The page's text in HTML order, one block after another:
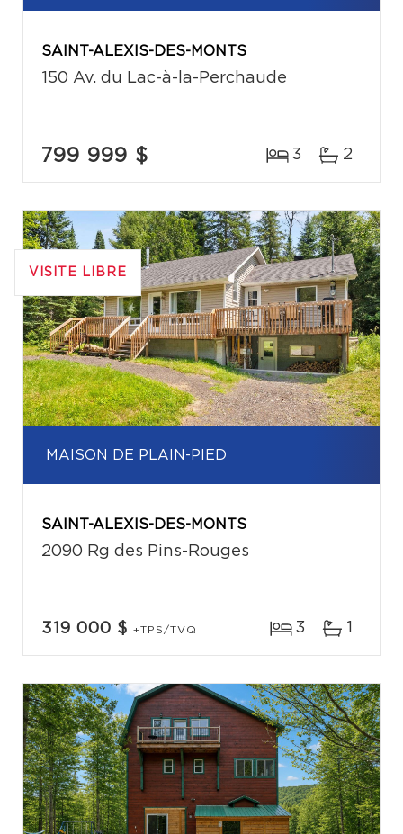
SAINT-ALEXIS-DES-MONTS
150 Av. du Lac-à-la-Perchaude
799 999 $ 3 2
VISITE LIBRE
MAISON DE PLAIN-PIED
SAINT-ALEXIS-DES-MONTS
2090 Rg des Pins-Rouges
319 000 $ +TPS/TVQ 3 1